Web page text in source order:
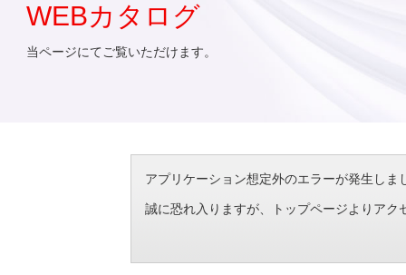
WEBカタログ
当ページにてご覧いただけます。
アプリケーション想定外のエラーが発生し
誠に恐れ入りますが、トップページよりアク